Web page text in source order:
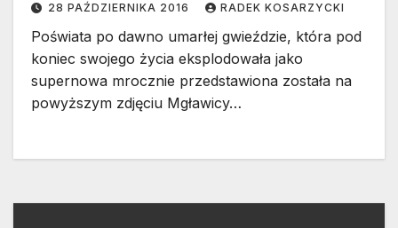
28 PAŹDZIERNIKA 2016 RADEK KOSARZYCKI
Poświata po dawno umarłej gwieździe, która pod
koniec swojego życia eksplodowała jako
supernowa mrocznie przedstawiona została na
powyższym zdjęciu Mgławicy…